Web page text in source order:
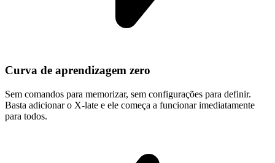
Curva de aprendizagem zero
Sem comandos para memorizar, sem configurações para definir.
Basta adicionar o X-late e ele começa a funcionar imediatamente
para todos.